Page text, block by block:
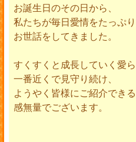
お誕生日のその日から、
私たちが毎日愛情をたっぷ
お世話をしてきました。
すくすくと成長していく愛
一番近くで見守り続け、
ようやく皆様にご紹介でき
感無量でございます。